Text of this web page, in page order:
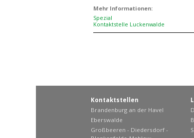
Mehr Informationen:
Spezial
Kontaktstelle Luckenwalde
Kontaktstellen
Brandenburg an der Havel
Eberswalde
Großbeeren - Diedersdorf -